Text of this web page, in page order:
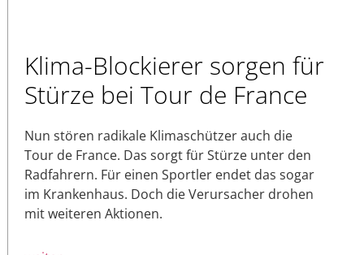
Klima-Blockierer sorgen für
Stürze bei Tour de France
Nun stören radikale Klimaschützer auch die
Tour de France. Das sorgt für Stürze unter den
Radfahrern. Für einen Sportler endet das sogar
im Krankenhaus. Doch die Verursacher drohen
mit weiteren Aktionen.